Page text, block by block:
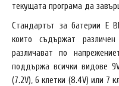
текущата програма да
Стандартът за батерии E
които съдържат
различават по
поддържа всички видове
(7.2V), 6 клетки (8.4V) или 7